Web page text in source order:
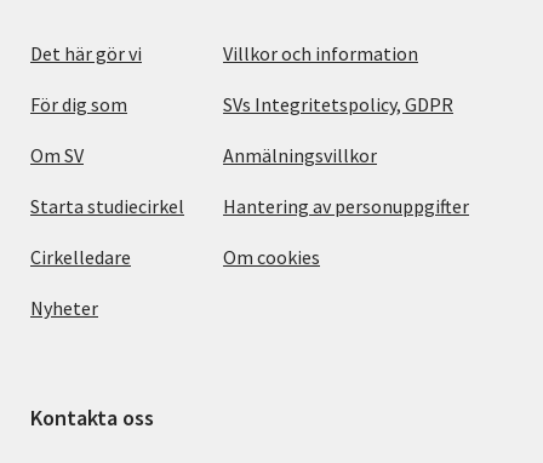
Det här gör vi
För dig som
Om SV
Starta studiecirkel
Cirkelledare
Nyheter
Villkor och information
SVs Integritetspolicy, GDPR
Anmälningsvillkor
Hantering av personuppgifter
Om cookies
Kontakta oss